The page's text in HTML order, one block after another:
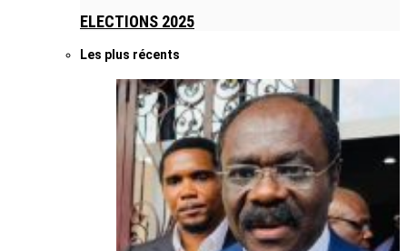
ELECTIONS 2025
Les plus récents